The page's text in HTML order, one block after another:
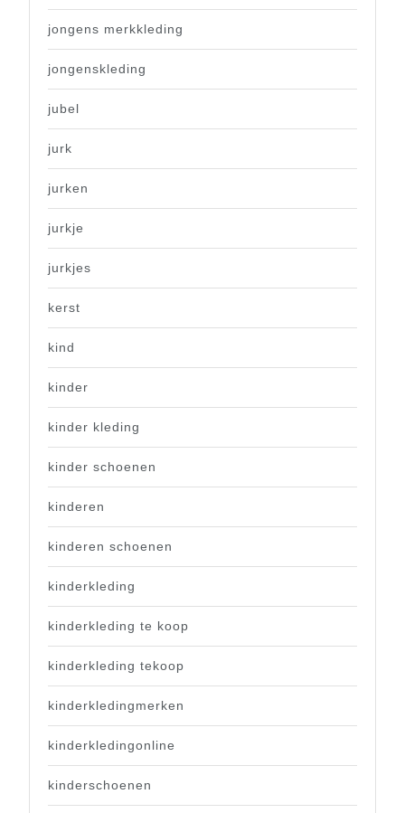
jongens merkkleding
jongenskleding
jubel
jurk
jurken
jurkje
jurkjes
kerst
kind
kinder
kinder kleding
kinder schoenen
kinderen
kinderen schoenen
kinderkleding
kinderkleding te koop
kinderkleding tekoop
kinderkledingmerken
kinderkledingonline
kinderschoenen